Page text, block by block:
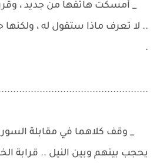
_ أمسكت هاتفها من جديد ،
.. لا تعرف ماذا ستقول له ،
.
_ وقف كلاهما في مقابلة السور
يحجب بينهم وبين النيل .. قرابة